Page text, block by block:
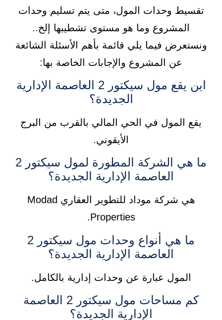
تقسيط وحدات المول، متى يتم تسليم وحدات
المشروع وما هو مستوى تشطيبها إلخ..
ونستعرض فيما يلي قائمة بأهم الأسئلة الشائعة
عن المشروع والإجابات الخاصة بها:
اين يقع مول سيكتور 2 العاصمة الإدارية
الجديدة؟
يقع المول في الحي المالي بالقرب من البرج
الأيقوني.
ما هي الشركة المطورة لمول سيكتور 2
العاصمة الإدارية الجديدة؟
هي شركة موداد للتطوير العقاري Modad
Properties.
ما هي أنواع وحدات مول سيكتور 2
العاصمة الإدارية الجديدة؟
المول عبارة عن وحدات إدارية بالكامل.
كم مساحات مول سيكتور 2 العاصمة
الإدارية الجديدة؟